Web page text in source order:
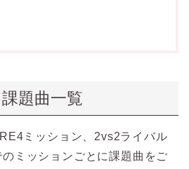
課題曲一覧
ミッション、 2vs2ライバル
のミッションごとに課題曲をご